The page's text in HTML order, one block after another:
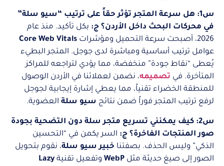
س1: هل سرعة المتجر تؤثر حقاً على ترتيب “سيو سلة”
في محركات البحث داخل الأردن؟ ج: بكل تأكيد. منذ عام
2026، أصبحت سرعة التحميل ومؤشرات
Core Web Vitals
عوامل ترتيب أساسية ومباشرة لدى جوجل. المتجر البطيء
يُعطى “نقاط جودة” منخفضة، مما يؤدي لتراجعه للمراكز
المتأخرة. في تصميمه، نضمن لعملائنا في الأردن الوصول
للمنطقة الخضراء تقنياً، مما يعطي إشارة إيجابية لجوجل
لرفع ترتيب المتجر فوراً ضمن نتائج سيو سلة العضوية.
س2: كيف يمكنني تسريع متجر سلة دون التضحية بجودة
صور المنتجات الفاخرة؟ ج: السر يكمن في “التحسين
الذكي” وليس الحذف. بصفتنا خبير سيو سلة، نقوم بتحويل
الصور إلى صيغ حديثة مثل WebP وتفعيل تقنية Lazy